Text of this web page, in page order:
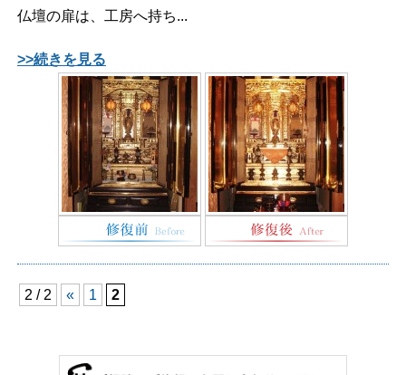
仏壇の扉は、工房へ持ち...
>>続きを見る
2 / 2 « 1 2